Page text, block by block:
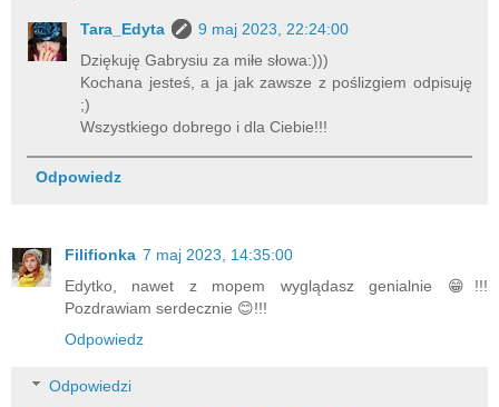
Tara_Edyta
9 maj 2023, 22:24:00
Dziękuję Gabrysiu za miłe słowa:)))
Kochana jesteś, a ja jak zawsze z poślizgiem odpisuję
;)
Wszystkiego dobrego i dla Ciebie!!!
Odpowiedz
Filifionka 7 maj 2023, 14:35:00
Edytko, nawet z mopem wyglądasz genialnie 😁!!!
Pozdrawiam serdecznie 😊!!!
Odpowiedz
Odpowiedzi